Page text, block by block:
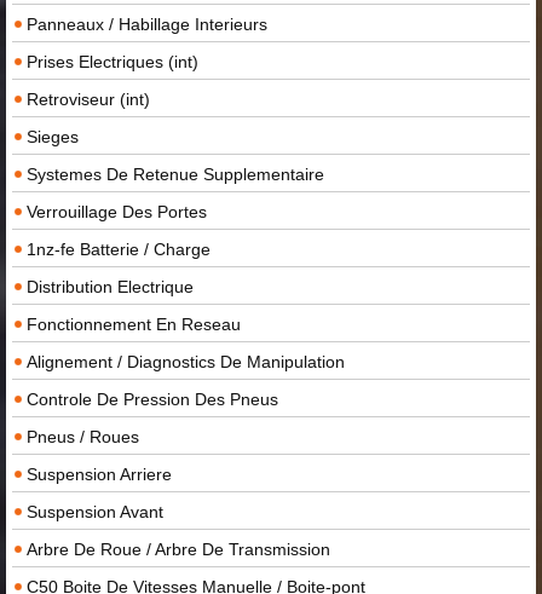
Panneaux / Habillage Interieurs
Prises Electriques (int)
Retroviseur (int)
Sieges
Systemes De Retenue Supplementaire
Verrouillage Des Portes
1nz-fe Batterie / Charge
Distribution Electrique
Fonctionnement En Reseau
Alignement / Diagnostics De Manipulation
Controle De Pression Des Pneus
Pneus / Roues
Suspension Arriere
Suspension Avant
Arbre De Roue / Arbre De Transmission
C50 Boite De Vitesses Manuelle / Boite-pont